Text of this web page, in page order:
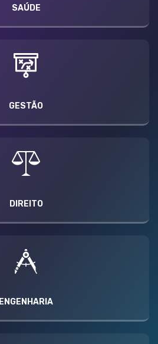
SAÚDE
GESTÃO
DIREITO
ENGENHARIA